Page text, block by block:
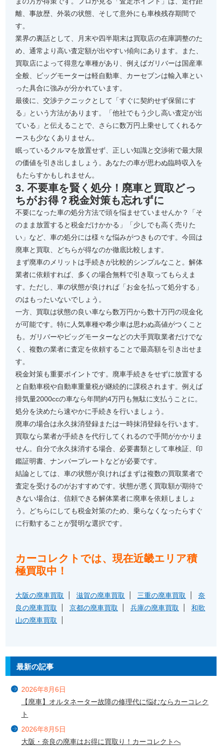
離、事故歴、外装の状態、そして意外にも車検残存期間で
す。
業界の裏話として、月末や四半期末は買取店の在庫調整のた
め、通常より高い査定額が出やすい傾向にあります。また、
買取店によって得意な車種があり、例えばガリバーは国産車
全般、ビッグモーターは軽自動車、カーセブンは輸入車とい
った具合に強みが分かれています。
最後に、交渉テクニックとして「すぐに契約せず保留にす
る」という方法があります。「他社でもう少し高い査定が出
ている」と伝えることで、さらに数万円上乗せしてくれるケ
ースも少なくありません。
眠っているクルマを放置せず、正しい知識と交渉術で最大限
の価値を引き出しましょう。あなたの車が思わぬ臨時収入を
もたらすかもしれません。
3. 不要車を賢く処分！廃車と買取どっ
ちがお得？税金対策も忘れずに
不要になった車の処分方法で頭を悩ませていませんか？「そ
のまま放置すると税金だけかかる」「少しでも高く売りた
い」など、車の処分には様々な悩みがつきものです。今回は
廃車と買取、どちらが得なのか徹底比較します。
まず廃車のメリットは手続きが比較的シンプルなこと。解体
業者に依頼すれば、多くの場合無料で引き取ってもらえま
す。ただし、車の状態が良ければ「お金を払って処分する」
のはもったいないでしょう。
一方、買取は状態の良い車なら数万円から数十万円の現金化
が可能です。特に人気車種や希少車は思わぬ高値がつくこと
も。ガリバーやビッグモーターなどの大手買取業者だけでな
く、複数の業者に査定を依頼することで最高額を引き出せま
す。
税金対策も重要ポイントです。廃車手続きをせずに放置する
と自動車税や自動車重量税が継続的に課税されます。例えば
排気量2000ccの車なら年間約4万円も無駄に支払うことに。
処分を決めたら速やかに手続きを行いましょう。
廃車の場合は永久抹消登録または一時抹消登録を行います。
買取なら業者が手続きを代行してくれるので手間がかかりま
せん。自分で永久抹消する場合、必要書類として車検証、印
鑑証明書、ナンバープレートなどが必要です。
結論としては、車の状態が良ければまずは複数の買取業者で
査定を受けるのがおすすめです。状態が悪く買取額が期待で
きない場合は、信頼できる解体業者に廃車を依頼しましょ
う。どちらにしても税金対策のため、乗らなくなったらすぐ
に行動することが賢明な選択です。
カーコレクトでは、現在近畿エリア積
極買取中！
大阪の廃車買取 滋賀の廃車買取 三重の廃車買取
奈
良の廃車買取
京都の廃車買取 兵庫の廃車買取
和歌
山の廃車買取
最新の記事
2026年8月6日
【廃車】オルタネーター故障の修理代に悩むならカーコレク
ト
2026年8月5日
大阪・奈良の廃車はお得に買取り！カーコレクトへ